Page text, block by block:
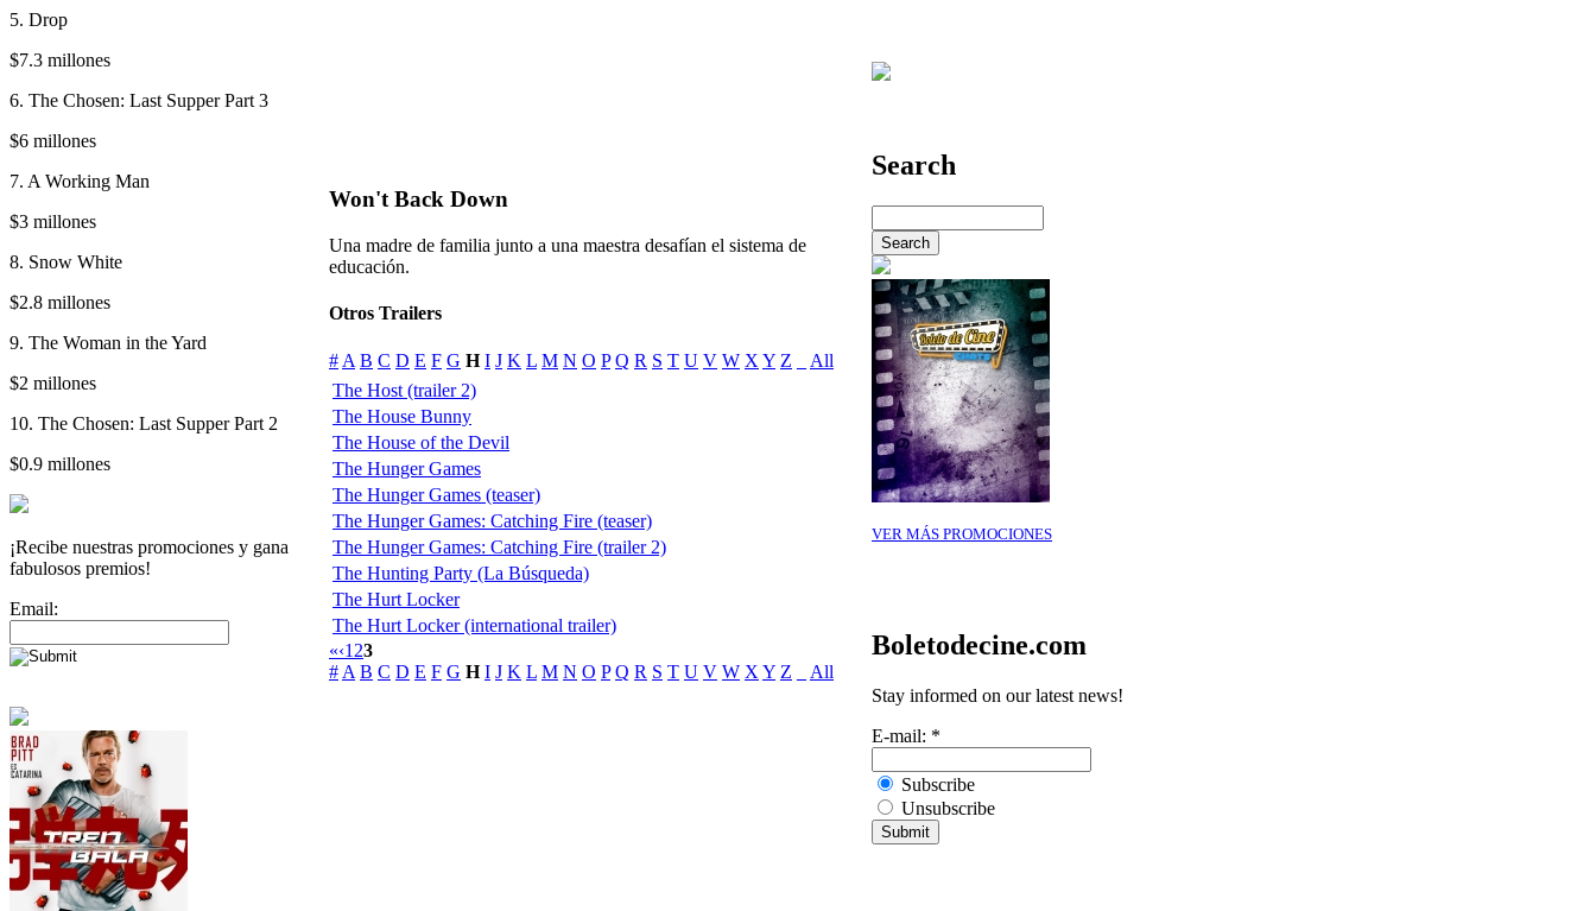
5. Drop
$7.3 millones
6. The Chosen: Last Supper Part 3
$6 millones
7. A Working Man
$3 millones
8. Snow White
$2.8 millones
9. The Woman in the Yard
$2 millones
10. The Chosen: Last Supper Part 2
$0.9 millones
¡Recibe nuestras promociones y gana
fabulosos premios!
Email:
Won't Back Down
Una madre de familia junto a una maestra desafían el sistema de
educación.
Otros Trailers
# A B C D E F G H I J K L M N O P Q R S T U V W X Y Z
All
The Host (trailer 2)
The House Bunny
The House of the Devil
The Hunger Games
The Hunger Games (teaser)
The Hunger Games: Catching Fire (teaser)
The Hunger Games: Catching Fire (trailer 2)
The Hunting Party (La Búsqueda)
The Hurt Locker
The Hurt Locker (international trailer)
«‹1 23
# A B C D E F G H I J K L M N O P Q R S T U V W X Y Z All
Search
VER MÁS PROMOCIONES
Boletodecine.com
Stay informed on our latest news!
E-mail: *
Subscribe
Unsubscribe